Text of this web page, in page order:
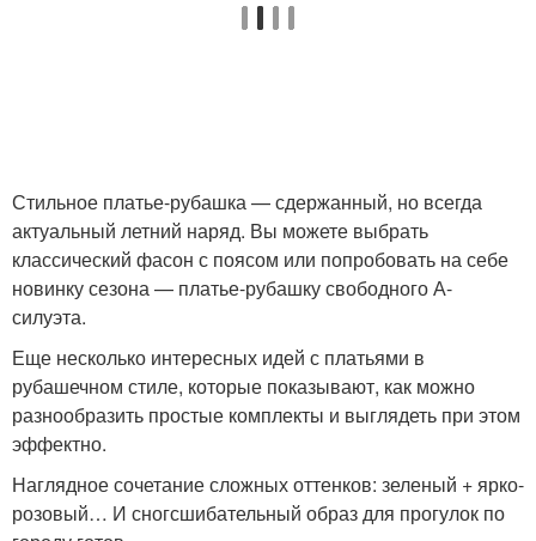
Стильное платье-рубашка — сдержанный, но всегда
актуальный летний наряд. Вы можете выбрать
классический фасон с поясом или попробовать на себе
новинку сезона — платье-рубашку свободного А-
силуэта.
Еще несколько интересных идей с платьями в
рубашечном стиле, которые показывают, как можно
разнообразить простые комплекты и выглядеть при этом
эффектно.
Наглядное сочетание сложных оттенков: зеленый + ярко-
розовый… И сногсшибательный образ для прогулок по